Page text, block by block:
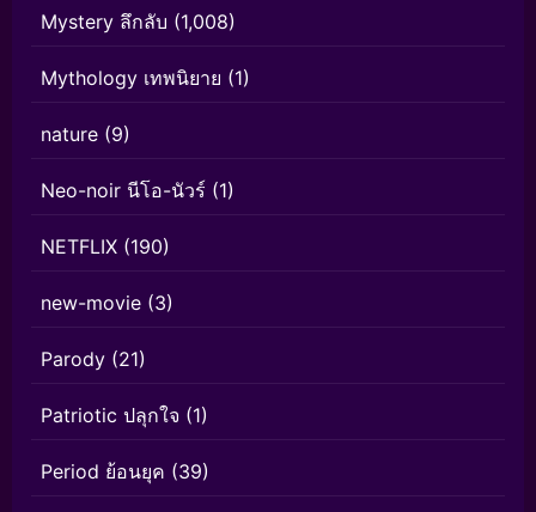
Mystery ลึกลับ (1,008)
Mythology เทพนิยาย (1)
nature (9)
Neo-noir นีโอ-นัวร์ (1)
NETFLIX (190)
new-movie (3)
Parody (21)
Patriotic ปลุกใจ (1)
Period ย้อนยุค (39)